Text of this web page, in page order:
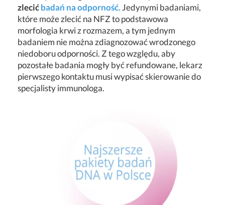
zlecićbadań na odporność.Jedynymi badaniami,
które może zlecić na NFZ to podstawowa
morfologia krwi z rozmazem, a tym jednym
badaniem nie można zdiagnozować wrodzonego
niedoboru odporności. Z tego względu, aby
pozostałe badania mogły być refundowane, lekarz
pierwszego kontaktu musi wypisać skierowanie do
specjalisty immunologa.